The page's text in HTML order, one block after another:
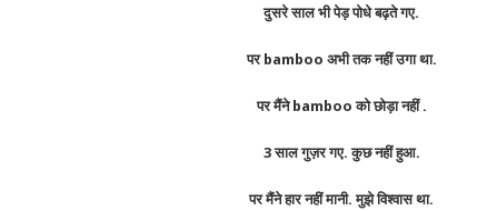
दुसरे साल भी पेड़ पोधे बढ़ते गए.
पर bamboo अभी तक नहीं उगा था.
पर मैंने bamboo को छोड़ा नहीं .
3 साल गुज़र गए. कुछ नहीं हुआ.
पर मैंने हार नहीं मानी. मुझे विश्वास था.